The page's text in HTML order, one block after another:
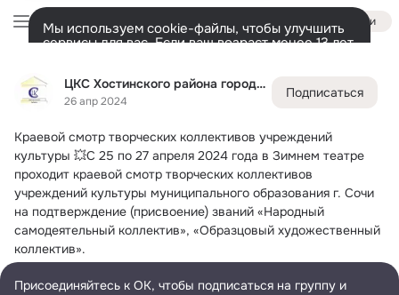
ЦКС Хостинского района города Сочи
26 апр 2024
Подписаться
Краевой смотр творческих коллективов учреждений
культуры 💥С 25 по 27 апреля 2024 года в Зимнем театре
проходит краевой смотр творческих коллективов
учреждений культуры муниципального образования г. Сочи
на подтверждение (присвоение) званий «Народный
самодеятельный коллектив», «Образцовый художественный
коллектив».
⚡️Свое мастерство представляют лучшие хореографические
коллективы города Сочи, среди которых выдающиеся
Войти
Мы используем cookie-файлы, чтобы улучшить
сервисы для вас. Если ваш возраст менее 13 лет,
Разрешить все Настроить
Лента Участники Ещё
Дополнительная
колонка
Всё3 042 Обсуждаемые
Присоединяйтесь к ОК, чтобы подписаться на группу и